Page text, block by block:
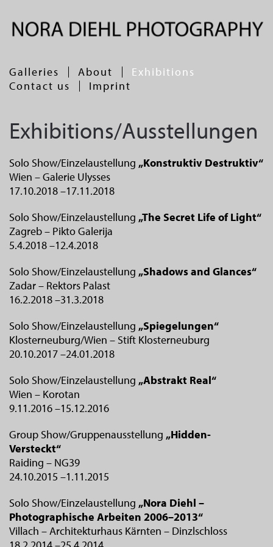
Galleries About
Exhibitions
Contact us
Imprint
Exhibitions/Ausstellungen
Solo Show/Einzelaustellung „Konstruktiv Destruktiv“
Wien – Galerie Ulysses
17.10.2018 –17.11.2018
Solo Show/Einzelaustellung „The Secret Life of Light“
Zagreb – Pikto Galerija
5.4.2018 –12.4.2018
Solo Show/Einzelaustellung „Shadows and Glances“
Zadar – Rektors Palast
16.2.2018 –31.3.2018
Solo Show/Einzelaustellung „Spiegelungen“
Klosterneuburg/Wien – Stift Klosterneuburg
20.10.2017 –24.01.2018
Solo Show/Einzelaustellung „Abstrakt Real“
Wien – Korotan
9.11.2016 –15.12.2016
Group Show/Gruppenausstellung „Hidden-
Versteckt“
Raiding – NG39
24.10.2015 –1.11.2015
Solo Show/Einzelaustellung „Nora Diehl –
Photographische Arbeiten 2006–2013“
Villach – Architekturhaus Kärnten – Dinzlschloss